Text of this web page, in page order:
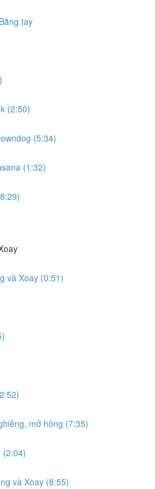
tay
(2:50)
(5:34)
(1:32)
và Xoay (0:51)
mở hông (7:35)
(2:04)
và Xoay (8:55)